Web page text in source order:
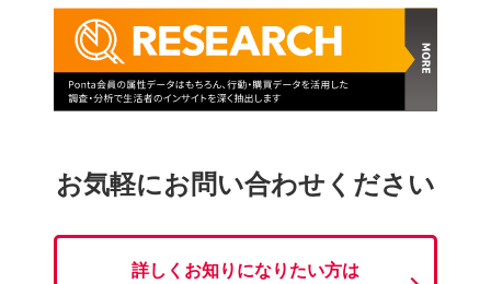
お気軽にお問い合わせください
詳しくお知りになりたい方は